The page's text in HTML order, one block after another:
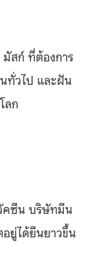
มัสก์ ที่ต้องการ
ทั่วไป และฝัน
ลก
คซีน บริษัทมีน
ยู่ได้ยืนยาวขึ้น